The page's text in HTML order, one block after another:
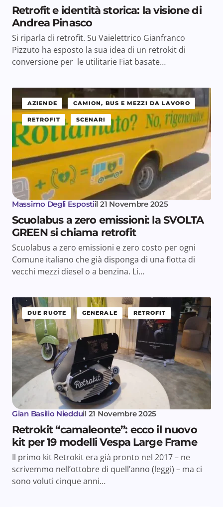
Retrofit e identità storica: la visione di
Andrea Pinasco
Si riparla di retrofit. Su Vaielettrico Gianfranco
Pizzuto ha esposto la sua idea di un retrokit di
conversione per le utilitarie Fiat basate…
AZIENDE CAMION, BUS E MEZZI DA LAVORO
RETROFIT SCENARI
Massimo Degli Espostiil 21 Novembre 2025
Scuolabus a zero emissioni: la SVOLTA
GREEN si chiama retrofit
Scuolabus a zero emissioni e zero costo per ogni
Comune italiano che già disponga di una flotta di
vecchi mezzi diesel o a benzina. Li…
DUE RUOTE GENERALE RETROFIT
Gian Basilio Niedduil 21 Novembre 2025
Retrokit “camaleonte”: ecco il nuovo
kit per 19 modelli Vespa Large Frame
Il primo kit Retrokit era già pronto nel 2017 – ne
scrivemmo nell’ottobre di quell’anno (leggi) – ma ci
sono voluti cinque anni…